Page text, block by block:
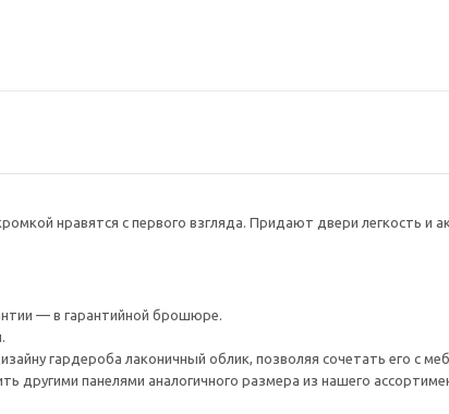
нравятся с первого взгляда. Придают двери легкость и
— в гарантийной брошюре.
гардероба лаконичный облик, позволяя сочетать его с
другими панелями аналогичного размера из нашего